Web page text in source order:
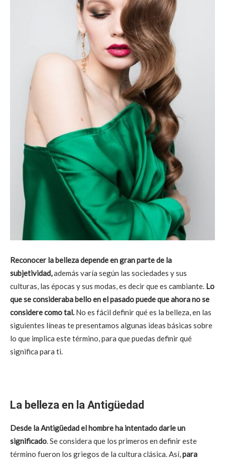
Reconocer la belleza depende en gran parte de la
subjetividad,además varía según las sociedades y sus
culturas, las épocas y sus modas, es decir que es cambiante. Lo
que se consideraba bello en el pasado puede que ahora no se
considere como tal. No es fácil definir qué es la belleza, en las
siguientes líneas te presentamos algunas ideas básicas sobre
lo que implica este término, para que puedas definir qué
significa para ti.
La belleza en la Antigüedad
Desde la Antigüedad el hombre ha intentado darle un
significado. Se considera que los primeros en definir este
término fueron los griegos de la cultura clásica. Así,para